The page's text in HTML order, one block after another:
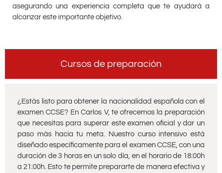
asegurando una experiencia completa que te ayudará a
alcanzar este importante objetivo.
Cursos de preparación
¿Estás listo para obtener la nacionalidad española con el
examen CCSE? En Carlos V, te ofrecemos la preparación
que necesitas para superar este examen oficial y dar un
paso más hacia tu meta. Nuestro curso intensivo está
diseñado específicamente para el examen CCSE, con una
duración de 3 horas en un solo día, en el horario de 18:00h
a 21:00h. Esto te permite prepararte de manera efectiva y